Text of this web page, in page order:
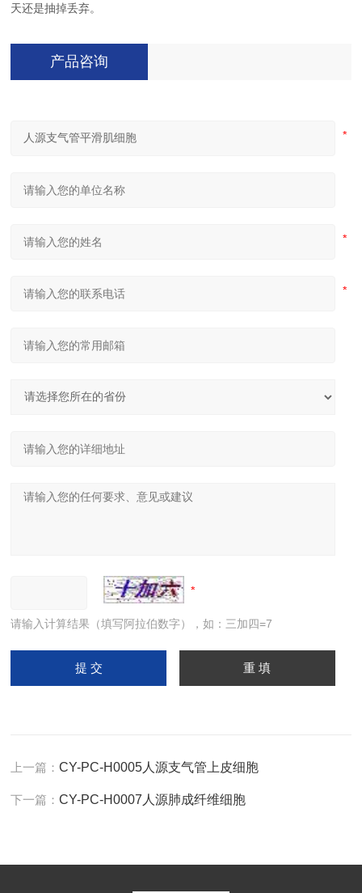
天还是抽掉丢弃。
产品咨询
请输入计算结果（填写阿拉伯数字），如：三加四=7
上一篇：CY-PC-H0005人源支气管上皮细胞
下一篇：CY-PC-H0007人源肺成纤维细胞